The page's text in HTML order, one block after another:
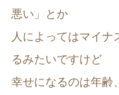
悪い」とか
人によってはマイ
るみたいですけど
幸せになるのは年齢